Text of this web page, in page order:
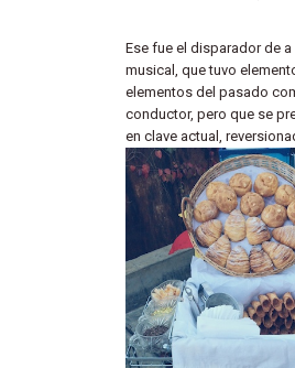
Ese fue el disparador de
musical, que tuvo
elementos del pasado
conductor, pero que se
en clave actual,